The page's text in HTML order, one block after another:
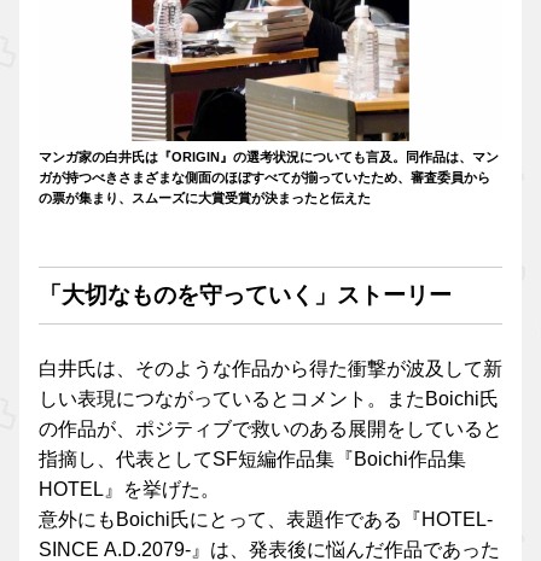
マンガ家の白井氏は『ORIGIN』の選考状況についても言及。同作品は、マン
ガが持つべきさまざまな側面のほぼすべてが揃っていたため、審査委員から
の票が集まり、スムーズに大賞受賞が決まったと伝えた
「大切なものを守っていく」ストーリー
白井氏は、そのような作品から得た衝撃が波及して新
しい表現につながっているとコメント。またBoichi氏
の作品が、ポジティブで救いのある展開をしていると
指摘し、代表としてSF短編作品集『Boichi作品集
HOTEL』を挙げた。
意外にもBoichi氏にとって、表題作である『HOTEL-
SINCE A.D.2079-』は、発表後に悩んだ作品であった